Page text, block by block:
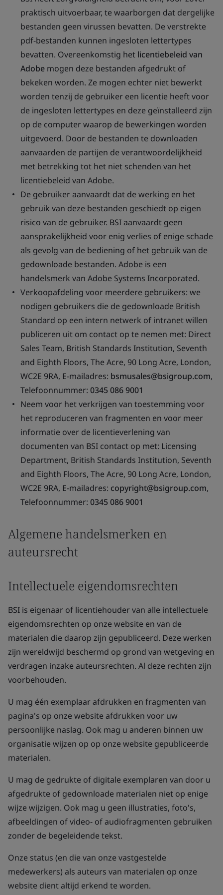
praktisch uitvoerbaar, te waarborgen dat dergelijke
bestanden geen virussen bevatten. De verstrekte
pdf-bestanden kunnen ingesloten lettertypes
bevatten. Overeenkomstig het licentiebeleid van
Adobe mogen deze bestanden afgedrukt of
bekeken worden. Ze mogen echter niet bewerkt
worden tenzij de gebruiker een licentie heeft voor
de ingesloten lettertypes en deze geïnstalleerd zijn
op de computer waarop de bewerkingen worden
uitgevoerd. Door de bestanden te downloaden
aanvaarden de partijen de verantwoordelijkheid
met betrekking tot het niet schenden van het
licentiebeleid van Adobe.
De gebruiker aanvaardt dat de werking en het
gebruik van deze bestanden geschiedt op eigen
risico van de gebruiker. BSI aanvaardt geen
aansprakelijkheid voor enig verlies of enige schade
als gevolg van de bediening of het gebruik van de
gedownloade bestanden. Adobe is een
handelsmerk van Adobe Systems Incorporated.
Verkoopafdeling voor meerdere gebruikers: we
nodigen gebruikers die de gedownloade British
Standard op een intern netwerk of intranet willen
publiceren uit om contact op te nemen met: Direct
Sales Team, British Standards Institution, Seventh
and Eighth Floors, The Acre, 90 Long Acre, London,
WC2E 9RA, E-mailadres: bsmusales@bsigroup.com,
Telefoonnummer: 0345 086 9001
Neem voor het verkrijgen van toestemming voor
het reproduceren van fragmenten en voor meer
informatie over de licentieverlening van
documenten van BSI contact op met: Licensing
Department, British Standards Institution, Seventh
and Eighth Floors, The Acre, 90 Long Acre, London,
WC2E 9RA, E-mailadres: copyright@bsigroup.com,
Telefoonnummer: 0345 086 9001
Algemene handelsmerken en
auteursrecht
Intellectuele eigendomsrechten
BSI is eigenaar of licentiehouder van alle intellectuele
eigendomsrechten op onze website en van de
materialen die daarop zijn gepubliceerd. Deze werken
zijn wereldwijd beschermd op grond van wetgeving en
verdragen inzake auteursrechten. Al deze rechten zijn
voorbehouden.
U mag één exemplaar afdrukken en fragmenten van
pagina's op onze website afdrukken voor uw
persoonlijke naslag. Ook mag u anderen binnen uw
organisatie wijzen op op onze website gepubliceerde
materialen.
U mag de gedrukte of digitale exemplaren van door u
afgedrukte of gedownloade materialen niet op enige
wijze wijzigen. Ook mag u geen illustraties, foto's,
afbeeldingen of video- of audiofragmenten gebruiken
zonder de begeleidende tekst.
Onze status (en die van onze vastgestelde
medewerkers) als auteurs van materialen op onze
website dient altijd erkend te worden.